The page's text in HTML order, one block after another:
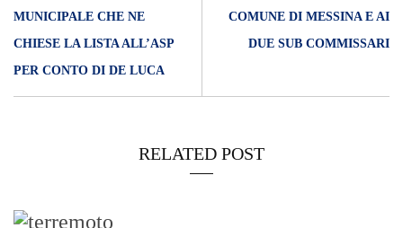
MUNICIPALE CHE NE
CHIESE LA LISTA ALL’ASP
PER CONTO DI DE LUCA
COMUNE DI MESSINA E AI
DUE SUB COMMISSARI
RELATED POST